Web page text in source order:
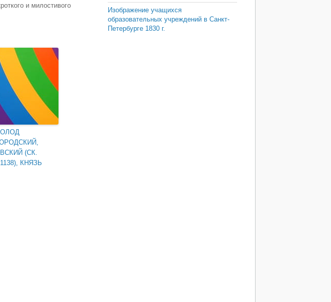
и милостивого
(СК.
КНЯЗЬ
Изображение учащихся
образовательных учреждений в Санкт-
Петербурге 1830 г.